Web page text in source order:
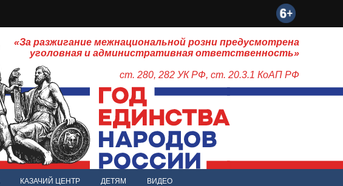
«За разжигание межнациональной розни предусмотрена
уголовная и административная ответственность»
ст. 280, 282 УК РФ, ст. 20.3.1 КоАП РФ
КАЗАЧИЙ ЦЕНТР ДЕТЯМ ВИДЕО